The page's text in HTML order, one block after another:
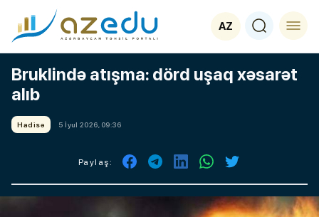
AZ
Bruklində atışma: dörd uşaq xəsarət
alıb
Hadisə 5 İyul 2026, 09:36
Paylaş: